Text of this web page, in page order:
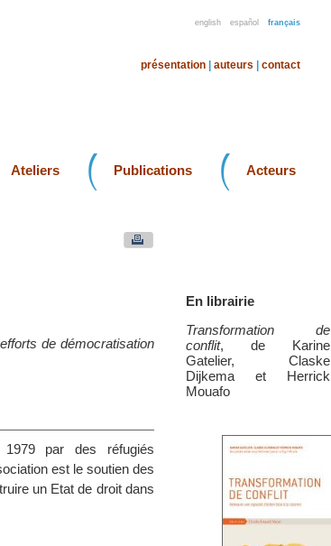
english español français
présentation auteurs contact
Ateliers Publications Acteurs
En librairie
Transformation de
conflit, de Karine
Gatelier, Claske
Dijkema et Herrick
Mouafo
de démocratisation
par des réfugiés
est le soutien des
un Etat de droit dans